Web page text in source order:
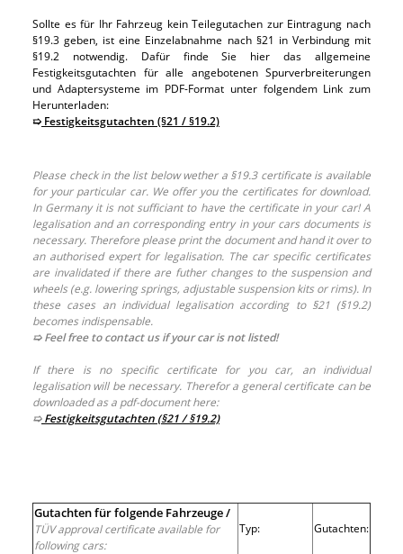
Sollte es für Ihr Fahrzeug kein Teilegutachen zur Eintragung nach
§19.3 geben, ist eine Einzelabnahme nach §21 in Verbindung mit
§19.2 notwendig. Dafür finde Sie hier das allgemeine
Festigkeitsgutachten für alle angebotenen Spurverbreiterungen
und Adaptersysteme im PDF-Format unter folgendem Link zum
Herunterladen:
➯ Festigkeitsgutachten (§21 / §19.2)
Please check in the list below wether a §19.3 certificate is available
for your particular car. We offer you the certificates for download.
In Germany it is not sufficiant to have the certificate in your car! A
legalisation and an corresponding entry in your cars documents is
necessary. Therefore please print the document and hand it over to
an authorised expert for legalisation. The car specific certificates
are invalidated if there are futher changes to the suspension and
wheels (e.g. lowering springs, adjustable suspension kits or rims). In
these cases an individual legalisation according to §21 (§19.2)
becomes indispensable.
➯ Feel free to contact us if your car is not listed!
If there is no specific certificate for you car, an individual
legalisation will be necessary. Therefor a general certificate can be
downloaded as a pdf-document here:
➯Festigkeitsgutachten (§21 / §19.2)
Gutachten für folgende Fahrzeuge /
TÜV approval certificate available for
following cars:
Typ: Gutachten: